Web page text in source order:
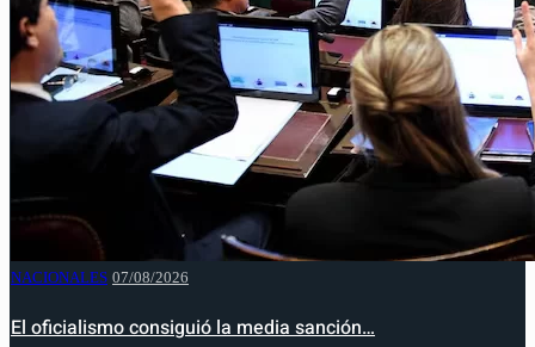
NACIONALES 07/08/2026
El oficialismo consiguió la media sanción…